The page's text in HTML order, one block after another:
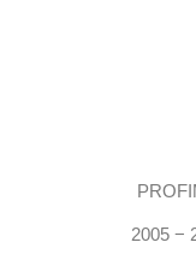
2005 −